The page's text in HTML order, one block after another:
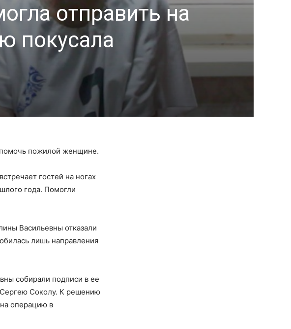
отправить на
покусала
пожилой женщине.
гостей на ногах
года. Помогли
Васильевны отказали
лишь направления
собирали подписи в ее
Сергею Соколу. К решению
операцию в